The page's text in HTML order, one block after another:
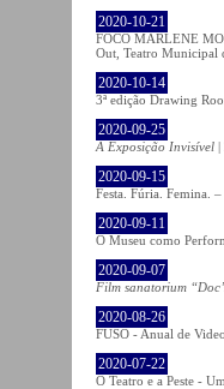
2020-10-21
FOCO MARLENE
Out, Teatro Municipal
2020-10-14
3ª edição Drawing
2020-09-25
A Exposição Invisível |
2020-09-15
Festa. Fúria. Femina.
2020-09-11
O Museu como
2020-09-07
Film sanatorium
2020-08-26
FUSO - Anual de
2020-07-22
O Teatro e a Peste -